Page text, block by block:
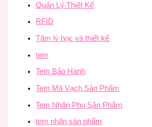
Quản Lý Thiết Kế
RFID
Tâm lý học và thiết kế
tem
Tem Bảo Hành
Tem Mã Vạch Sản Phẩm
Tem Nhãn Phụ Sản Phẩm
tem nhãn sản phẩm